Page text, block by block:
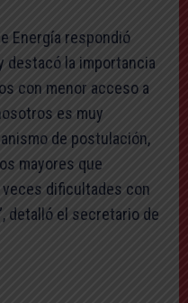
Energía respondió
la importancia
con menor acceso a
es muy
de postulación,
mayores que
dificultades con
detalló el secretario de